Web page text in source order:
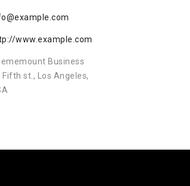
www.example.com
Business
Fifth st., Los Angeles,